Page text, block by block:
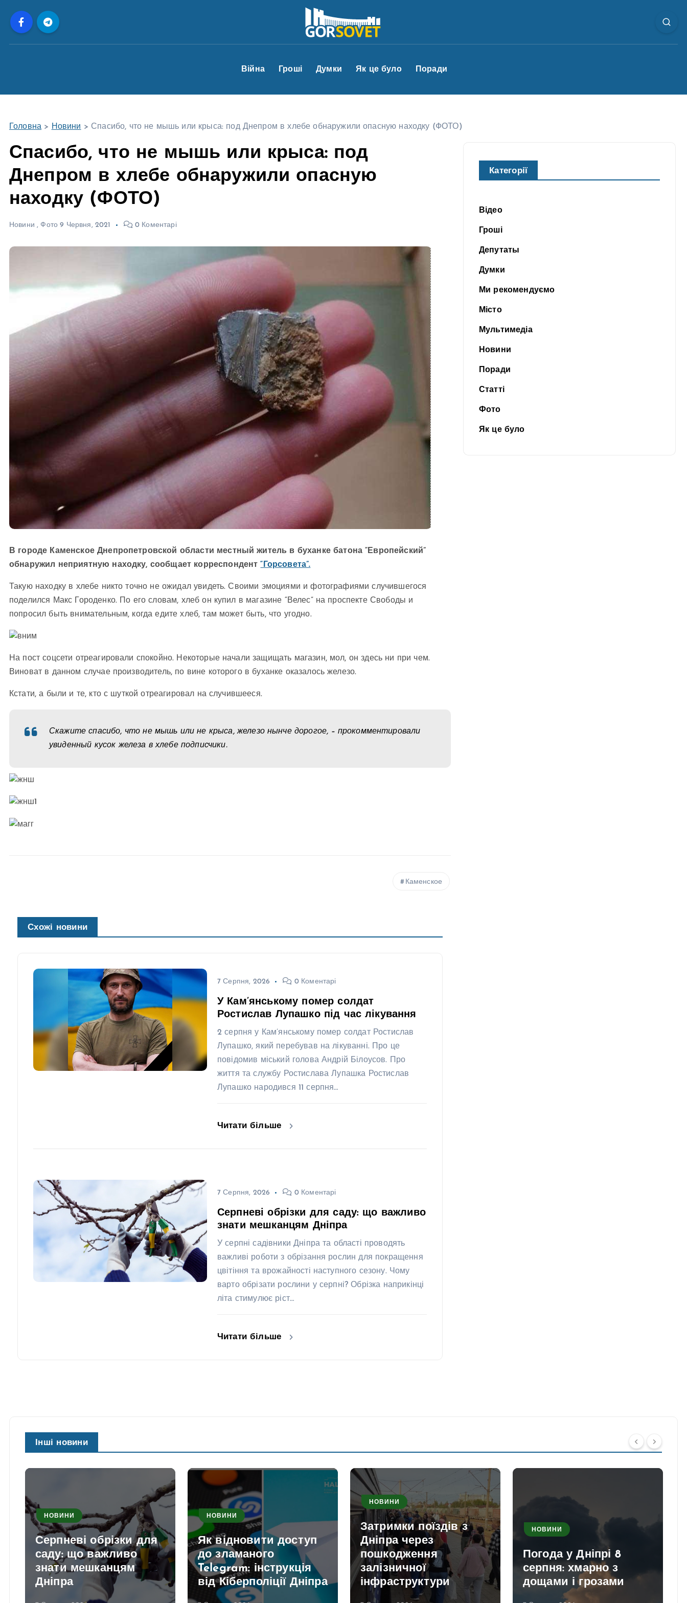
Війна Гроші Думки Як це було Поради
Головна > Новини > Спасибо, что не мышь или крыса: под Днепром в хлебе обнаружили опасную находку (ФОТО)
Спасибо, что не мышь или крыса: под
Днепром в хлебе обнаружили опасную
находку (ФОТО)
Новини , Фото 9 Червня, 2021 0 Коментарі
В городе Каменское Днепропетровской области местный житель в буханке батона “Европейский”
обнаружил неприятную находку, сообщает корреспондент“Горсовета”.
Такую находку в хлебе никто точно не ожидал увидеть. Своими эмоциями и фотографиями случившегося
поделился Макс Городенко. По его словам, хлеб он купил в магазине “Велес” на проспекте Свободы и
попросил быть внимательным, когда едите хлеб, там может быть, что угодно.
На пост соцсети отреагировали спокойно. Некоторые начали защищать магазин, мол, он здесь ни при чем.
Виноват в данном случае производитель, по вине которого в буханке оказалось железо.
Кстати, а были и те, кто с шуткой отреагировал на случившееся.
Скажите спасибо, что не мышь или не крыса, железо нынче дорогое, – прокомментировали
увиденный кусок железа в хлебе подписчики.
Каменское
Схожі новини
7 Серпня, 2026 0 Коментарі
У Кам’янському помер солдат
Ростислав Лупашко під час лікування
2 серпня у Кам’янському помер солдат Ростислав
Лупашко, який перебував на лікуванні. Про це
повідомив міський голова Андрій Білоусов. Про
життя та службу Ростислава Лупашка Ростислав
Лупашко народився 11 серпня…
Читати більше
7 Серпня, 2026 0 Коментарі
Серпневі обрізки для саду: що важливо
знати мешканцям Дніпра
У серпні садівники Дніпра та області проводять
важливі роботи з обрізання рослин для покращення
цвітіння та врожайності наступного сезону. Чому
варто обрізати рослини у серпні? Обрізка наприкінці
літа стимулює ріст…
Читати більше
Категорії
Відео
Гроші
Депутаты
Думки
Ми рекомендуємо
Місто
Мультимедіа
Новини
Поради
Статті
Фото
Як це було
Інші новини
НОВИНИ
Серпневі обрізки для
саду: що важливо
знати мешканцям
Дніпра
НОВИНИ
Як відновити доступ
до зламаного
Telegram: інструкція
від Кіберполіції Дніпра
НОВИНИ
Затримки поїздів з
Дніпра через
пошкодження
залізничної
інфраструктури
НОВИНИ
Погода у Дніпрі 8
серпня: хмарно з
дощами і грозами